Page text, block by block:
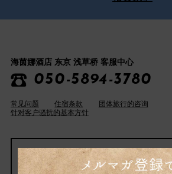
海茵娜酒店 东京 浅草桥 客服中心
050-5894-3780
常见问题 住宿条款
团体旅行的咨询
针对客户骚扰的基本方针
宣传册在这里